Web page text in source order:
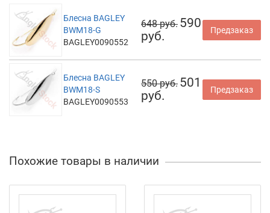
Блесна BAGLEY
BWM18-G
BAGLEY0090552
648 руб. 590
руб.
Предзаказ
Блесна BAGLEY
BWM18-S
BAGLEY0090553
550 руб. 501
руб.
Предзаказ
Похожие товары в наличии